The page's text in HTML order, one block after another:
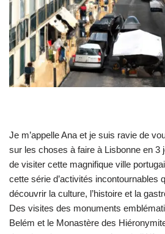
Je m’appelle Ana et je suis ravie de
sur les choses à faire à Lisbonne en 3
de visiter cette magnifique ville
cette série d’activités incontournables
découvrir la culture, l’histoire et la
Des visites des monuments
Belém et le Monastère des